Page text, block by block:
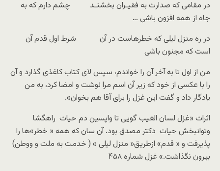
در مقامی که صدارت به فقیـران بخشنـد چشم دارم که به
جاه از همه افزون باشی …
در ره منزل لیلی که خطرهاست در آن شرط اول قدم آن
است که مجنون باشی
من از اول تا به آخر آن را خواندم، سپس لای کتاب کاغذی گذارد و‌ آن
را با عکسی از خود که زیر آن اسم مرا نوشت و امضا کرد، به من
یادگار داد و گفت این غزل را برای آقا هم بخوان».
اثرات «غزل لسان الغیب گویی تا واپسین دم حیات راهگشا
وتوانبخش حیات دکتر مصدق بود. آن سان که همه « خطر»ها را
پذیرفت و « قدم» ازطریق« منزل لیلی » ( خدمت به ملت و ووطن)
بیرون نگذاشت.» غزل شماره ۴۵۸